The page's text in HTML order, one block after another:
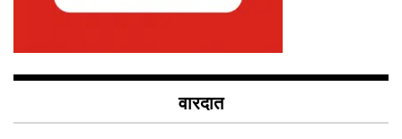
वारदात